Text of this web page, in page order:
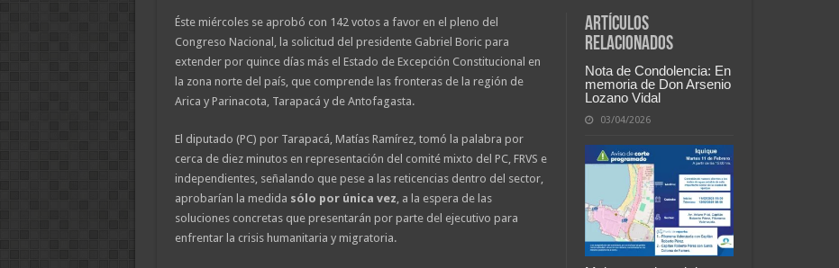
Artículos
relacionados
Nota de Condolencia: En
memoria de Don Arsenio
Lozano Vidal
03/04/2026
Éste miércoles se aprobó con 142 votos a favor en el pleno del
Congreso Nacional, la solicitud del presidente Gabriel Boric para
extender por quince días más el Estado de Excepción Constitucional en
la zona norte del país, que comprende las fronteras de la región de
Arica y Parinacota, Tarapacá y de Antofagasta.
El diputado (PC) por Tarapacá, Matías Ramírez, tomó la palabra por
cerca de diez minutos en representación del comité mixto del PC, FRVS e
independientes, señalando que pese a las reticencias dentro del sector,
aprobarían la medida sólo por única vez, a la espera de las
soluciones concretas que presentarán por parte del ejecutivo para
enfrentar la crisis humanitaria y migratoria.